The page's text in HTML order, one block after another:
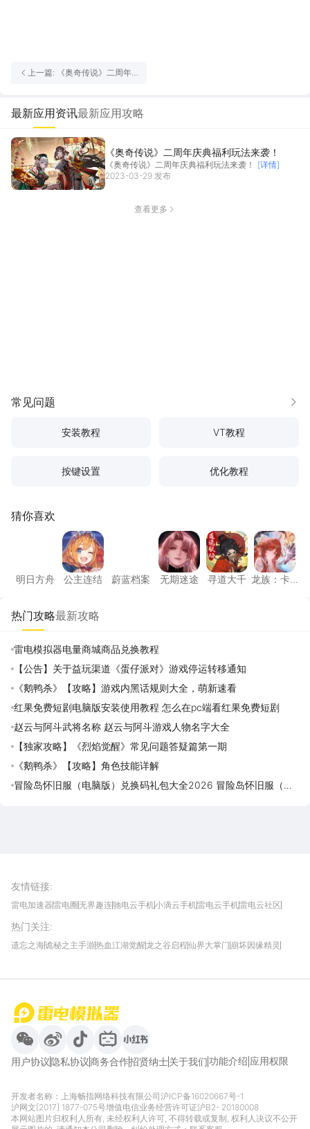
上一篇: 《奥奇传说》二周年
最新应用资讯最新应用攻略
《奥奇传说》二周年庆典福利玩法来袭！
《奥奇传说》二周年庆典福利玩法来袭！
[详情]
2023-03-29 发布
查看更多
常见问题 更多
安装教程 VT教程
按键设置 优化教程
猜你喜欢
明日方舟
明日方舟
公主连结
公主连结
蔚蓝档案
蔚蓝档案
无期迷途
无期迷途
寻道大千
寻道大千
龙族
龙族：卡
热门攻略最新攻略
雷电模拟器电量商城商品兑换教程
【公告】关于益玩渠道《蛋仔派对》游戏停运转移通知
《鹅鸭杀》【攻略】游戏内黑话规则大全，萌新速看
红果免费短剧电脑版安装使用教程 怎么在pc端看红果免费短剧
赵云与阿斗武将名称 赵云与阿斗游戏人物名字大全
【独家攻略】《烈焰觉醒》常见问题答疑篇第一期
《鹅鸭杀》【攻略】角色技能详解
冒险岛怀旧服（电脑版）兑换码礼包大全2026 冒险岛怀旧服（电
友情链接:
雷电加速器雷电圈无界趣连驰电云手机小滴云手机雷电云手机雷电云社区
我爱vr网华军软件园
热门关注:
遗忘之海诡秘之主手游热血江湖觉醒龙之谷启程仙界大掌门 崩坏因缘精灵
用户协议隐私协议商务合作招贤纳士关于我们功能介绍 应用权限
开发者名称：上海畅指网络科技有限公司沪ICP备16020667号-1
沪网文[2017] 1877-075号增值电信业务经营许可证沪B2- 20180008
本网站图片归权利人所有, 未经权利人许可, 不得转载或复制, 权利人决议不公开
首页
微信
微博 抖音 哔哩哔哩